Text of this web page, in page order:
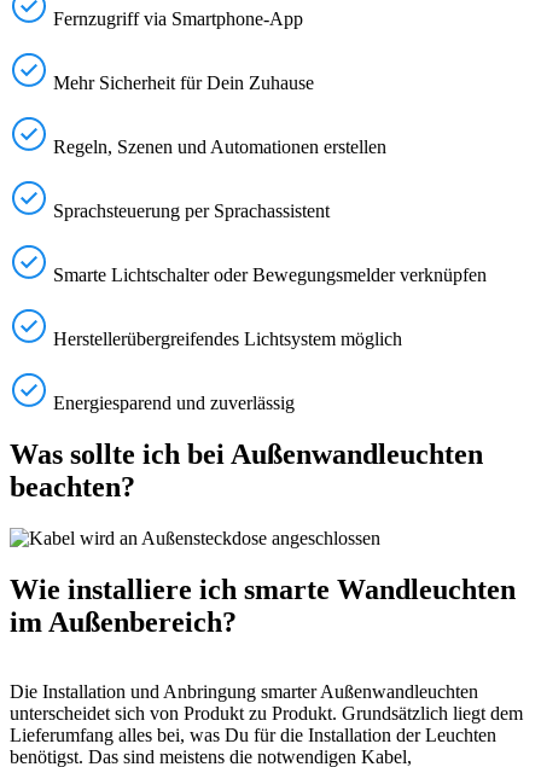
Fernzugriff via Smartphone-App
Mehr Sicherheit für Dein Zuhause
Regeln, Szenen und Automationen erstellen
Sprachsteuerung per Sprachassistent
Smarte Lichtschalter oder Bewegungsmelder verknüpfen
Herstellerübergreifendes Lichtsystem möglich
Energiesparend und zuverlässig
Was sollte ich bei Außenwandleuchten
beachten?
Wie installiere ich smarte Wandleuchten
im Außenbereich?
Die Installation und Anbringung smarter Außenwandleuchten
unterscheidet sich von Produkt zu Produkt. Grundsätzlich liegt dem
Lieferumfang alles bei, was Du für die Installation der Leuchten
benötigst. Das sind meistens die notwendigen Kabel,